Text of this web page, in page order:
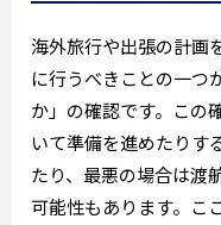
海外旅行や出張の計画
に行うべきことの一つ
か」の確認です。この
いて準備を進めたりす
たり、最悪の場合は渡
可能性もあります。こ